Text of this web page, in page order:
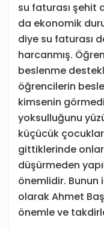
su faturası şehit
da ekonomik
diye su faturası
harcanmış.
beslenme
öğrencilerin
kimsenin
yoksulluğunu
küçücük
gittiklerinde
düşürmeden
önemlidir. Bunun
olarak Ahmet
önemle ve